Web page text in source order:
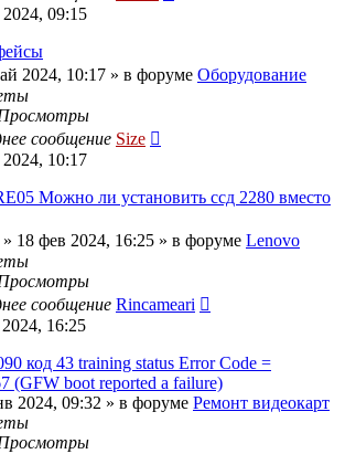
09:15
2024, 10:17 » в форуме Оборудование
сообщение Size
10:17
Можно ли установить ссд 2280 вместо
» 18 фев 2024, 16:25 » в форуме Lenovo
сообщение Rincameari
16:25
код 43 training status Error Code =
(GFW boot reported a failure)
2024, 09:32 » в форуме Ремонт видеокарт